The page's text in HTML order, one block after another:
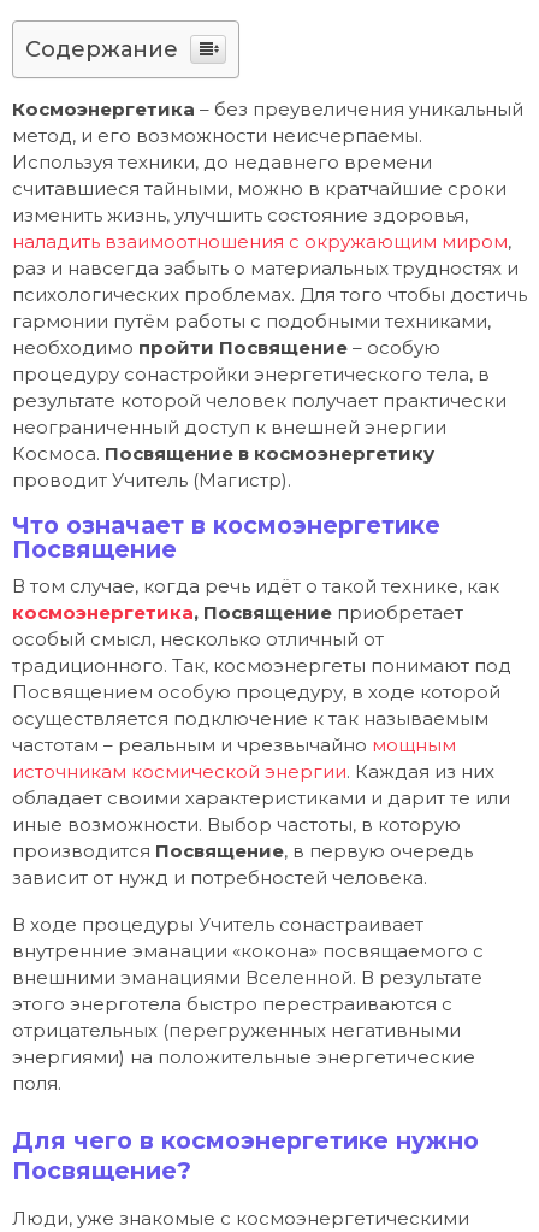
Содержание
Космоэнергетика – без преувеличения уникальный
метод, и его возможности неисчерпаемы.
Используя техники, до недавнего времени
считавшиеся тайными, можно в кратчайшие сроки
изменить жизнь, улучшить состояние здоровья,
наладить взаимоотношения с окружающим миром,
раз и навсегда забыть о материальных трудностях и
психологических проблемах. Для того чтобы достичь
гармонии путём работы с подобными техниками,
необходимо пройти Посвящение – особую
процедуру сонастройки энергетического тела, в
результате которой человек получает практически
неограниченный доступ к внешней энергии
Космоса. Посвящение в космоэнергетику
проводит Учитель (Магистр).
Что означает в космоэнергетике
Посвящение
В том случае, когда речь идёт о такой технике, как
космоэнергетика, Посвящение приобретает
особый смысл, несколько отличный от
традиционного. Так, космоэнергеты понимают под
Посвящением особую процедуру, в ходе которой
осуществляется подключение к так называемым
частотам – реальным и чрезвычайно мощным
источникам космической энергии. Каждая из них
обладает своими характеристиками и дарит те или
иные возможности. Выбор частоты, в которую
производится Посвящение, в первую очередь
зависит от нужд и потребностей человека.
В ходе процедуры Учитель сонастраивает
внутренние эманации «кокона» посвящаемого с
внешними эманациями Вселенной. В результате
этого энерготела быстро перестраиваются с
отрицательных (перегруженных негативными
энергиями) на положительные энергетические
поля.
Для чего в космоэнергетике нужно
Посвящение?
Люди, уже знакомые с космоэнергетическими